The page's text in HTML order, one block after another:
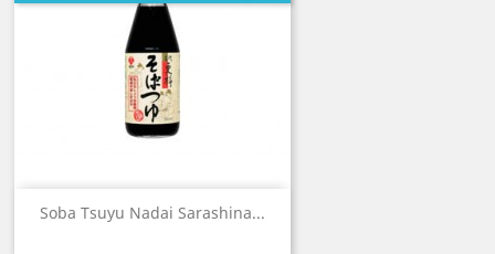
Soba Tsuyu Nadai Sarashina...